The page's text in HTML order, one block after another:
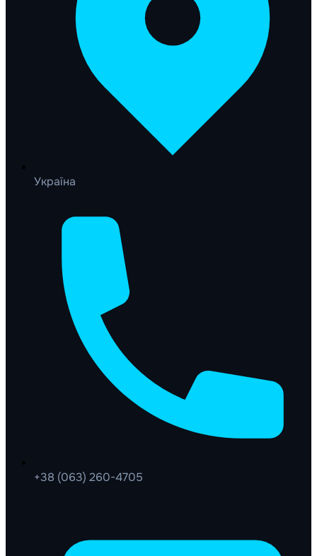
Україна
+38 (063) 260-4705